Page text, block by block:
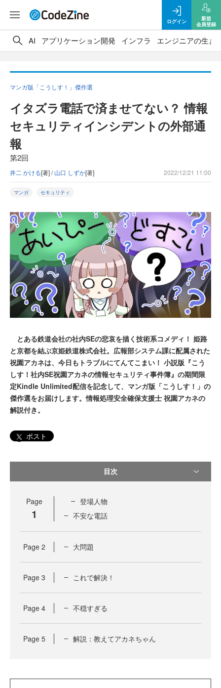
ログイン
新規
会員登録
AI アプリケーション開発 インフラ エンジニアの生き
マンガ版「こうしす！」傑作選
イタズラ電話で済ませてない？ 情報
セキュリティインシデントの外部通
報
第2回
井二 かける[著] /山口 しずか[著] 2022/12/21 11:00
マンガ セキュリティ
とある鉄道会社の社内SEの悲哀を描く技術系コメディ！ 姫路
と京都を結ぶ京姫鉄道株式会社。広報部システム課に配属された
祝園アカネは、今日もトラブルにてんてこまい！ 小説版『こう
しす！社内SE祝園アカネの情報セキュリティ事件簿』の期間限
定Kindle Unlimited配信を記念して、マンガ版「こうしす！」の
傑作選をお届けします。情報処理安全確保支援士 祝園アカネの
解説付き。
ポスト
目次
Page
1
登場人物
不安な電話
Page 2 大問題
Page 3 これで解決！
Page 4 不穏すぎる
Page 5 解説：教えてアカネちゃん